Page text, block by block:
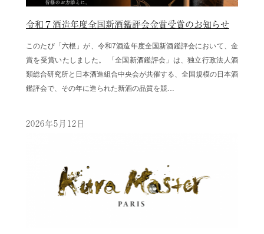
令和７酒造年度全国新酒鑑評会金賞受賞のお知らせ
このたび「六根」が、令和7酒造年度全国新酒鑑評会において、金
賞を受賞いたしました。 「全国新酒鑑評会」は、独立行政法人酒
類総合研究所と日本酒造組合中央会が共催する、全国規模の日本酒
鑑評会で、その年に造られた新酒の品質を競…
2026年5月12日